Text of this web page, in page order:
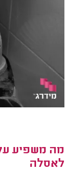
מה משפיע
לאסלה